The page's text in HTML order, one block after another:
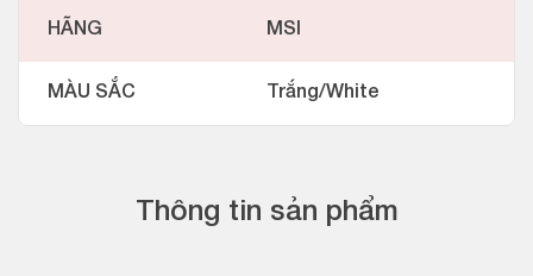
Thông tin sản phẩm
HÃNG MSI
MÀU SẮC Trắng/White